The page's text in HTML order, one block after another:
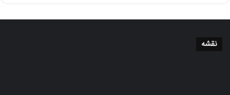
نقشه